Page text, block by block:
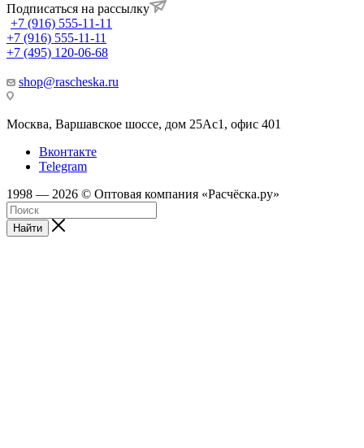
Подписаться на рассылку
+7 (916) 555-11-11
+7 (916) 555-11-11
+7 (495) 120-06-68
shop@rascheska.ru
Москва, Варшавское шоссе, дом 25Аc1, офис 401
Вконтакте
Telegram
1998 — 2026 © Оптовая компания «Расчёска.ру»
Найти